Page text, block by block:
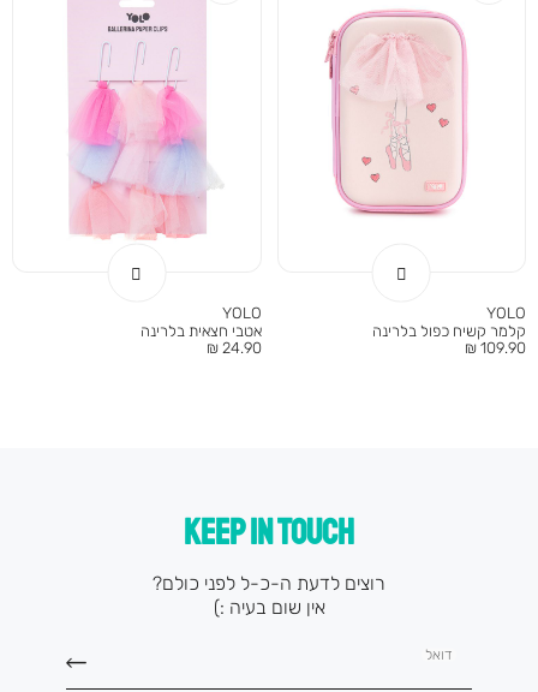
YOLO
קלמר קשיח כפול בלרינה
מחיר
109.90 ₪
YOLO
אטבי חצאית בלרינה
מחיר
24.90 ₪
KEEP IN TOUCH
רוצים לדעת ה-כ-ל לפני כולם?
אין שום בעיה :)
דואל